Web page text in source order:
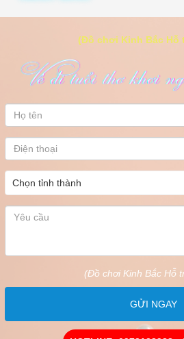
(Đồ chơi Kinh Bắc Hỗ
(Đồ chơi Kinh Bắc Hỗ
GỬI NGAY